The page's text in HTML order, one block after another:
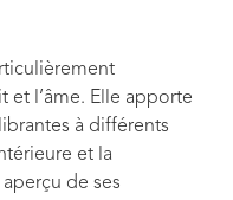
et l’âme. Elle apporte
à différents
et la
de ses